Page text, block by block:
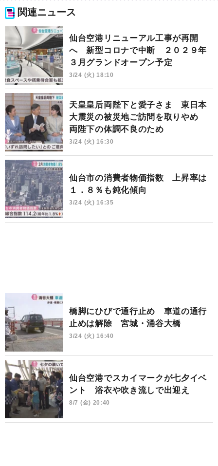
関連ニュース
仙台空港リニューアル工事が再開
へ 新型コロナで中断 ２０２９年
３月グランドオープン予定
3/24 (火) 18:10
天皇皇后両陛下と愛子さま 東日本
大震災の被災地ご訪問を取りやめ
両陛下の体調不良のため
3/24 (火) 16:30
仙台市の消費者物価指数 上昇率は
１．８％も鈍化傾向
3/24 (火) 16:35
橋脚にひびで通行止め 車道の通行
止めは解除 宮城・涌谷大橋
3/24 (火) 16:40
仙台空港でスカイマークが七夕イベ
ント 浴衣や吹き流しで出迎え
8/7 (金) 20:40